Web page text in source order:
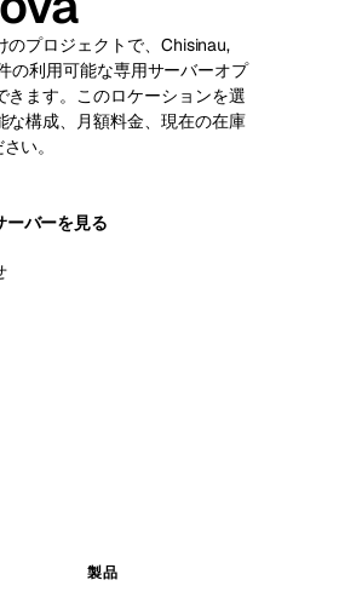
のプロジェクトで、Chisinau,
の利用可能な専用サーバーオプ
きます。このロケーションを選
な構成、月額料金、現在の在庫
い。
ーバーを見る
製品